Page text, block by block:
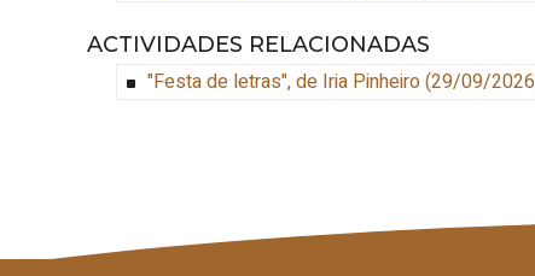
ACTIVIDADES RELACIONADAS
"Festa de letras", de Iria Pinheiro(29/09/2026